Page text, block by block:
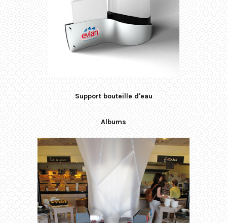
Support bouteille d'eau
Albums